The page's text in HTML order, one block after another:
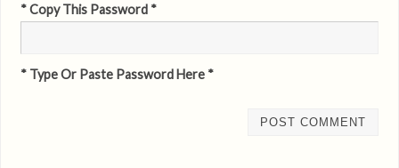
* Copy This Password *
* Type Or Paste Password Here *